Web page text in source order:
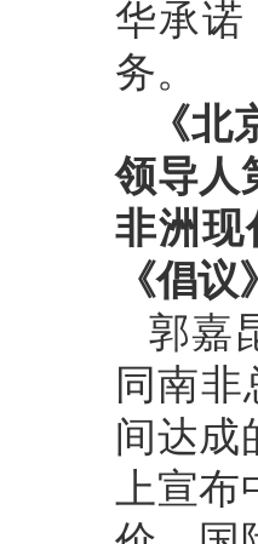
华承诺
务。
《
领导人
非洲现
《倡
郭嘉
同南
间达成
上宣